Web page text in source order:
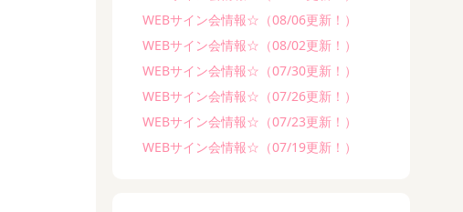
WEBサイン会情報☆（08/06更新！）
WEBサイン会情報☆（08/02更新！）
WEBサイン会情報☆（07/30更新！）
WEBサイン会情報☆（07/26更新！）
WEBサイン会情報☆（07/23更新！）
WEBサイン会情報☆（07/19更新！）